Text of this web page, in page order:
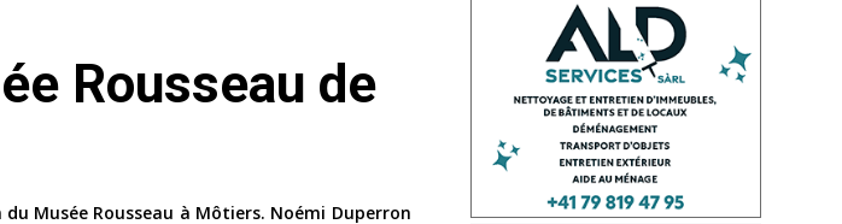
Musée Rousseau à Môtiers. Noémi Duperron